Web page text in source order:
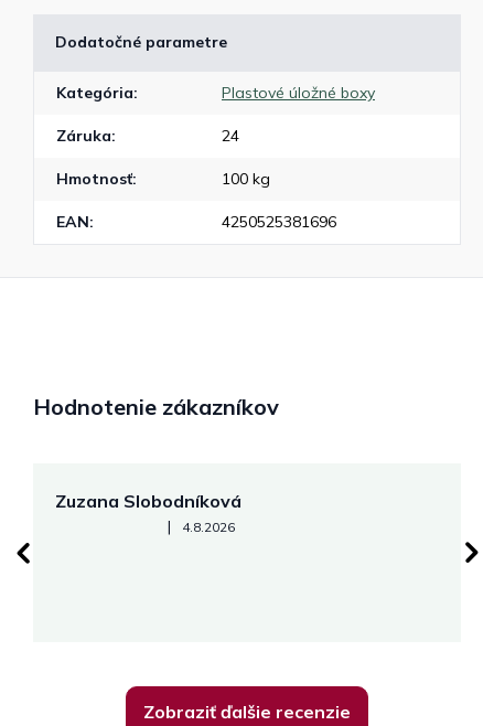
Dodatočné parametre
Kategória: Plastové úložné boxy
Záruka: 24
Hmotnosť: 100 kg
EAN: 4250525381696
Hodnotenie zákazníkov
Zuzana Slobodníková
Hodnotenie obchodu je 5 z 5 hviezdičiek.
| 4.8.2026
Zobraziť ďalšie recenzie